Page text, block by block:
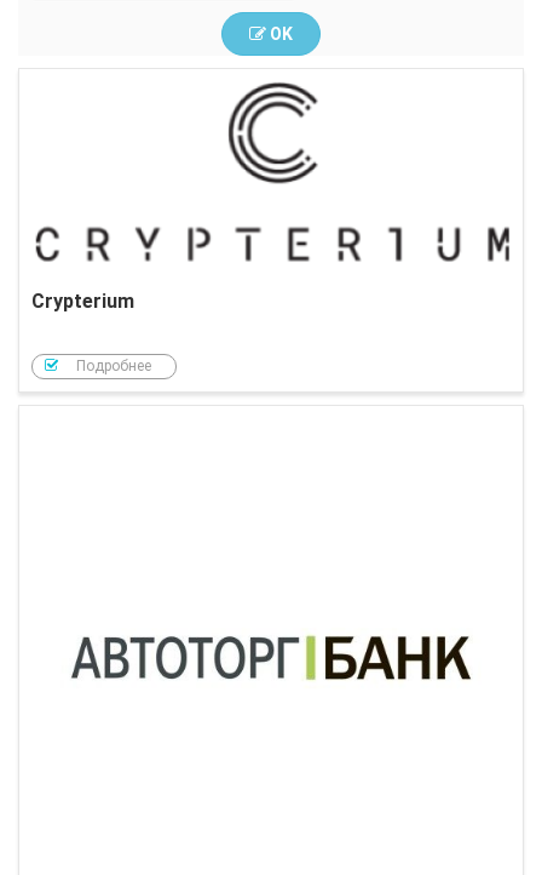
OK
Crypterium
Подробнее